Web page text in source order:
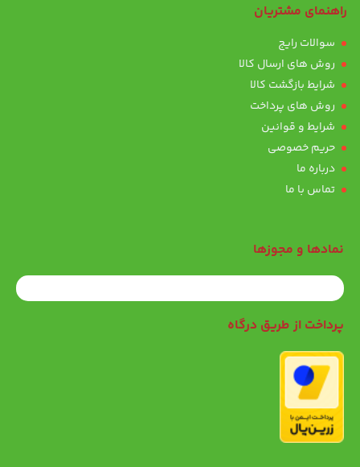
راهنمای مشتریان
سوالات رایج
روش های ارسال کالا
شرایط بازگشت کالا
روش های پرداخت
شرایط و قوانین
حریم خصوصی
درباره ما
تماس با ما
نمادها و مجوزها
پرداخت از طریق درگاه